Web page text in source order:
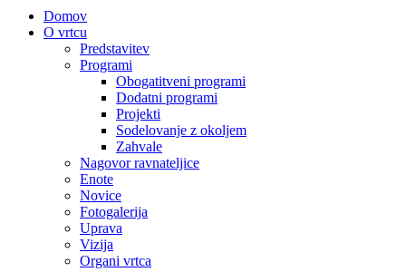
Domov
O vrtcu
Predstavitev
Programi
Obogatitveni programi
Dodatni programi
Projekti
Sodelovanje z okoljem
Zahvale
Nagovor ravnateljice
Enote
Novice
Fotogalerija
Uprava
Vizija
Organi vrtca